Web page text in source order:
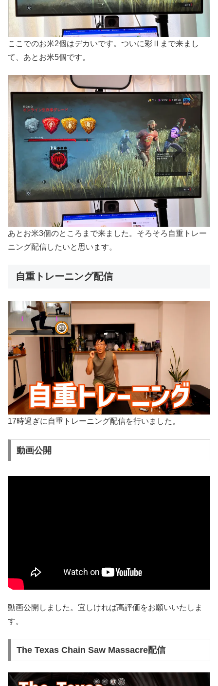
ここでのお米2個はデカいです。ついに彩Ⅱまで来まし
て、あとお米5個です。
あとお米3個のところまで来ました。そろそろ自重トレー
ニング配信したいと思います。
自重トレーニング配信
17時過ぎに自重トレーニング配信を行いました。
動画公開
動画公開しました。宜しければ高評価をお願いいたしま
す。
The Texas Chain Saw Massacre配信